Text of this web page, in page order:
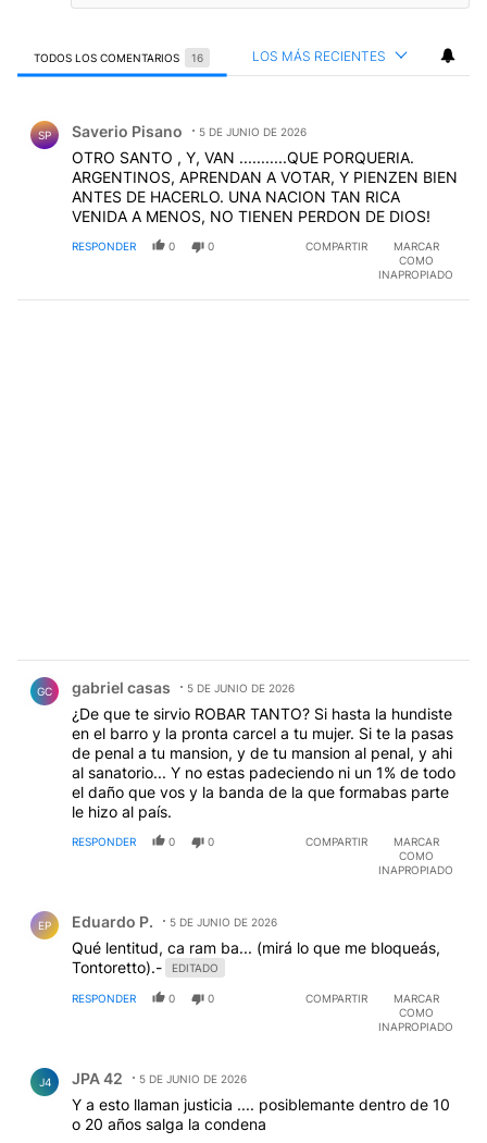
TODOS LOS COMENTARIOS 16 LOS MÁS RECIENTES
SP Saverio Pisano 5 DE JUNIO DE 2026
OTRO SANTO , Y, VAN ...........QUE PORQUERIA.
ARGENTINOS, APRENDAN A VOTAR, Y PIENZEN BIEN
ANTES DE HACERLO. UNA NACION TAN RICA
VENIDA A MENOS, NO TIENEN PERDON DE DIOS!
RESPONDER 0 0 COMPARTIR
MARCAR
COMO
INAPROPIADO
GC gabriel casas 5 DE JUNIO DE 2026
¿De que te sirvio ROBAR TANTO? Si hasta la hundiste
en el barro y la pronta carcel a tu mujer. Si te la pasas
de penal a tu mansion, y de tu mansion al penal, y ahi
al sanatorio... Y no estas padeciendo ni un 1% de todo
el daño que vos y la banda de la que formabas parte
le hizo al país.
RESPONDER 0 0 COMPARTIR
MARCAR
COMO
INAPROPIADO
EP Eduardo P. 5 DE JUNIO DE 2026
Qué lentitud, ca ram ba... (mirá lo que me bloqueás,
Tontoretto).-
EDITADO
RESPONDER 0 0 COMPARTIR
MARCAR
COMO
INAPROPIADO
J4 JPA 42 5 DE JUNIO DE 2026
Y a esto llaman justicia .... posiblemante dentro de 10
o 20 años salga la condena